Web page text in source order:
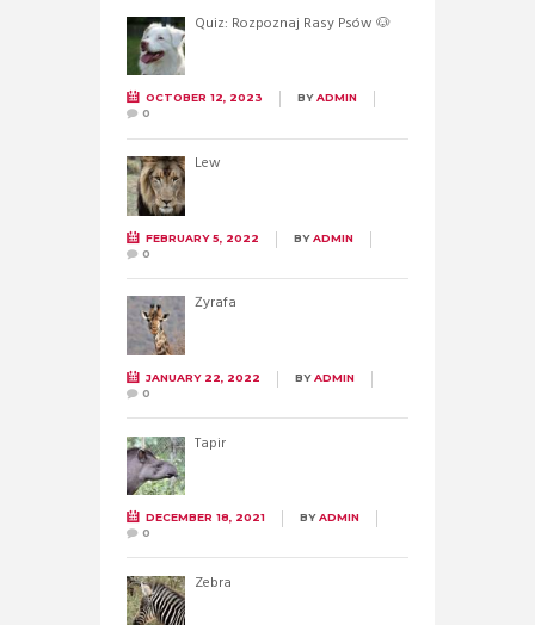
Quiz: Rozpoznaj Rasy Psów 🐶
OCTOBER 12, 2023 BYADMIN
0
Lew
FEBRUARY 5, 2022 BYADMIN
0
Żyrafa
JANUARY 22, 2022 BYADMIN
0
Tapir
DECEMBER 18, 2021 BYADMIN
0
Zebra